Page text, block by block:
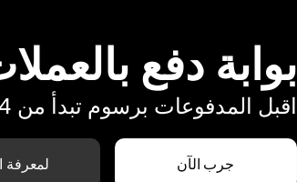
بوابة دفع
اقبل المدفوعات برسوم تبدأ من 0.4% فقط
جرب الآن لمعرفة